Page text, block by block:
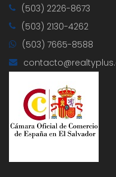
(503) 2226-8673
(503) 2130-4262
(503) 7665-8588